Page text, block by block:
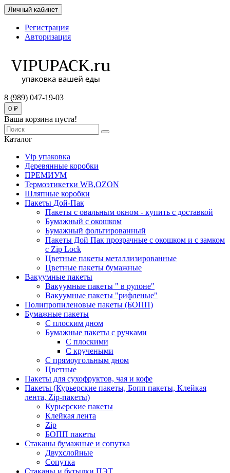
Личный кабинет
Регистрация
Авторизация
8 (989) 047-19-03
0 ₽
Ваша корзина пуста!
Каталог
Vip упаковка
Деревянные коробки
ПРЕМИУМ
Термоэтикетки WB,OZON
Шляпные коробки
Пакеты Дой-Пак
Пакеты с овальным окном - купить с доставкой
Бумажный с окошком
Бумажный фольгированный
Пакеты Дой Пак прозрачные с окошком и с замком
с Zip Lock
Цветные пакеты металлизированные
Цветные пакеты бумажные
Вакуумные пакеты
Вакуумные пакеты " в рулоне"
Вакуумные пакеты "рифленые"
Полипропиленовые пакеты (БОПП)
Бумажные пакеты
С плоским дном
Бумажные пакеты с ручками
С плоскими
С кручеными
С прямоугольным дном
Цветные
Пакеты для сухофруктов, чая и кофе
Пакеты (Курьерские пакеты, Бопп пакеты, Клейкая
лента, Zip-пакеты)
Курьерские пакеты
Клейкая лента
Zip
БОПП пакеты
Стаканы бумажные и сопутка
Двухслойные
Сопутка
Стаканы и бутылки ПЭТ